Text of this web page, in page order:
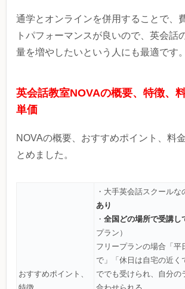
通学とオンラインを併用することで、
トパフォーマンスが良いので、英会話
量を増やしたいという人にも最適です。
英会話教室NOVAの概要、特徴、
単価
NOVAの概要、おすすめポイント、料
とめました。
おすすめポイント、
・大手英会話スクールな
あり
・ 全国どの場所で受講し
プラン）
フリープランの場合「平
で」「休日は自宅の近く
ででも受けられ、自分の